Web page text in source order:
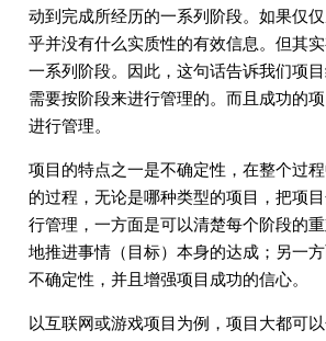
动到完成所经历的一系列阶段。如果仅
乎并没有什么实质性的有效信息。但其
一系列阶段。因此，这句话告诉我们项
需要按阶段来进行管理的。而且成功的
进行管理。
项目的特点之一是不确定性，在整个过
的过程，无论是哪种类型的项目，把项
行管理，一方面是可以清楚每个阶段的
地推进事情（目标）本身的达成；另一
不确定性，并且增强项目成功的信心。
以互联网或游戏项目为例，项目大都可